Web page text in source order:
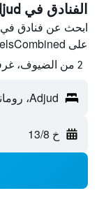
الفنادق في Adjud
على HotelsCombined ووفّر.
2 من الضيوف، غرفة واحدة
Adjud، رومانيا
خ 13/8